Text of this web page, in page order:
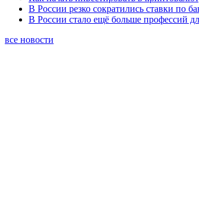
В России резко сократились ставки по
В России стало ещё больше профессий
все новости